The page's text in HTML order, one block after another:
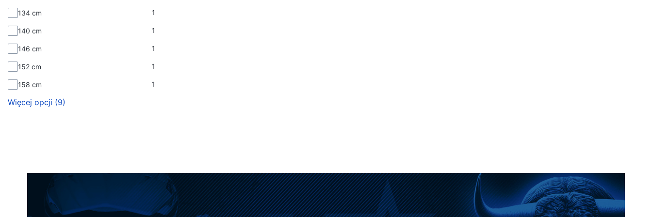
134 cm 1
140 cm 1
146 cm 1
152 cm 1
158 cm 1
Więcej opcji (9)